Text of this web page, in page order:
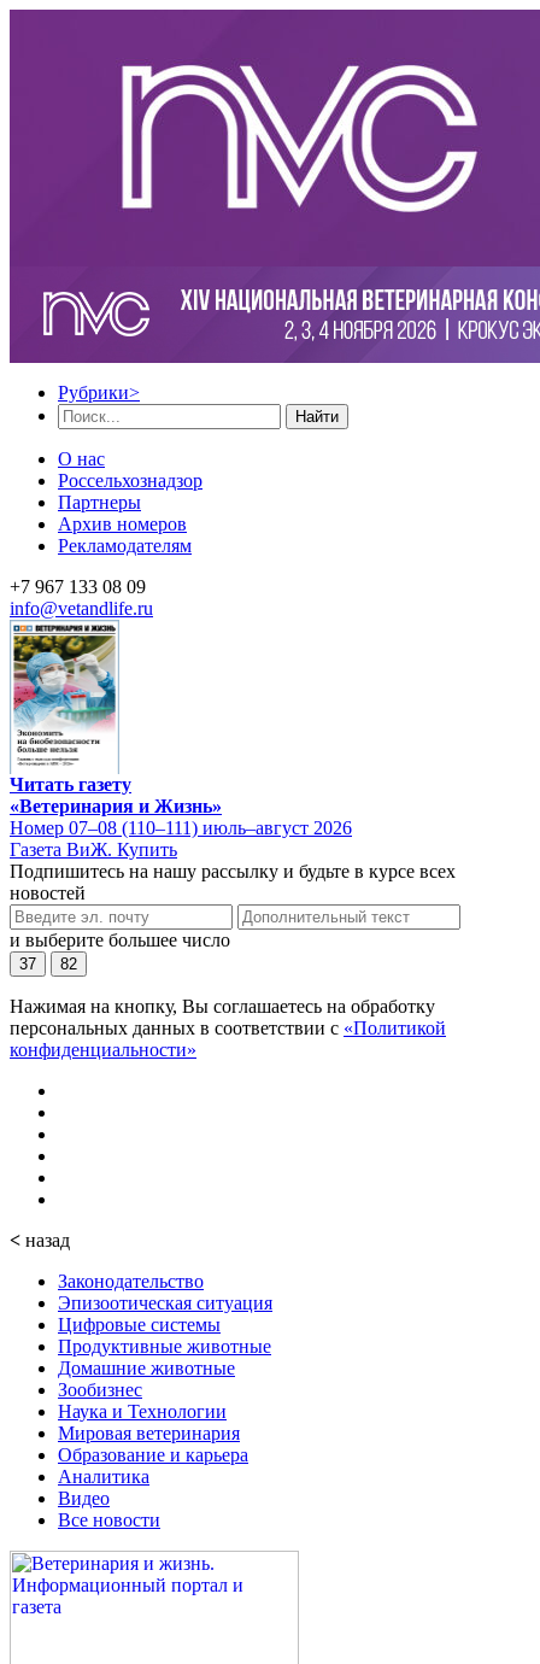
Рубрики>
Найти
О нас
Россельхознадзор
Партнеры
Архив номеров
Рекламодателям
+7 967 133 08 09
info@vetandlife.ru
Читать газету
«Ветеринария и Жизнь»
Номер 07–08 (110–111) июль–август 2026
Газета ВиЖ. Купить
Подпишитесь на нашу рассылку и будьте в курсе всех
новостей
и выберите большее число
37 82
Нажимая на кнопку, Вы соглашаетесь на обработку
персональных данных в соответствии с «Политикой
конфиденциальности»
< назад
Законодательство
Эпизоотическая ситуация
Цифровые системы
Продуктивные животные
Домашние животные
Зообизнес
Наука и Технологии
Мировая ветеринария
Образование и карьера
Аналитика
Видео
Все новости